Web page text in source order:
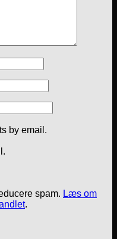
by email.
spam. Læs om
.